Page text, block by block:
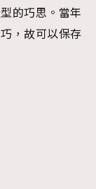
的巧思。當年
，故可以保存